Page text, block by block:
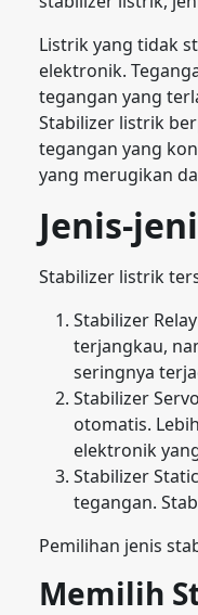
Listrik yang tidak
elektronik.
tegangan yang
Stabilizer listrik
tegangan yang
yang merugikan
Jenis-
Stabilizer listrik
Stabilizer
terjangkau,
seringnya
Stabilizer
otomatis.
elektronik
Stabilizer
tegangan.
Pemilihan jenis
Memilih